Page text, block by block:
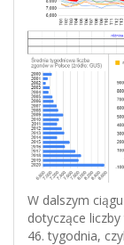
W dalszym
dotyczące
46. tygodnia,